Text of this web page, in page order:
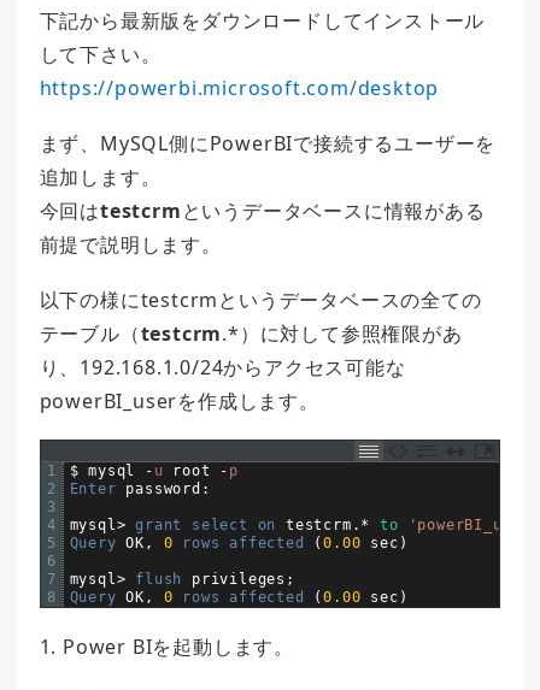
下記から最新版をダウンロードしてインストール
して下さい。
https://powerbi.microsoft.com/desktop
まず、MySQL側にPowerBIで接続するユーザーを
追加します。
今回はtestcrmというデータベースに情報がある
前提で説明します。
以下の様にtestcrmというデータベースの全ての
テーブル（testcrm.*）に対して参照権限があ
り、192.168.1.0/24からアクセス可能な
powerBI_userを作成します。
1
2
3
4
5
6
7
8
$ mysql - u root - p
Enter password :
mysql> grant select on testcrm . * to 'powerBI_user'
Query OK , 0 rows affected (0.00 sec )
mysql> flush privileges ;
Query OK , 0 rows affected (0.00 sec )
1. Power BIを起動します。